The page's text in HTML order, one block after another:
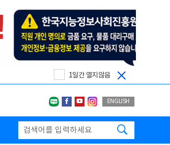
1일간 열지않음
네이버블로그
페이스북
유투브인스타그랩
ENGLISH